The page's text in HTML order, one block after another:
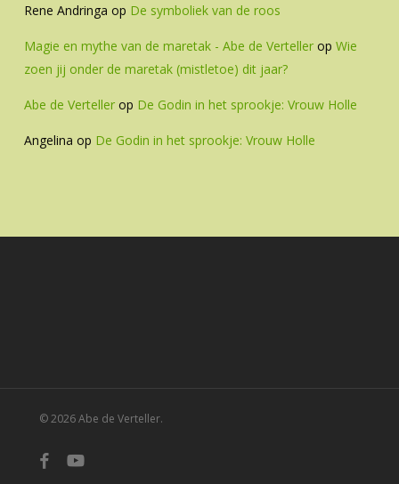
Rene Andringa op De symboliek van de roos
Magie en mythe van de maretak - Abe de Vertellerop Wie
zoen jij onder de maretak (mistletoe) dit jaar?
Abe de Vertellerop De Godin in het sprookje: Vrouw Holle
Angelina op De Godin in het sprookje: Vrouw Holle
© 2026 Abe de Verteller.
facebookyoutube